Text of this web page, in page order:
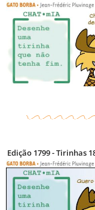
Edição 1799 - Tirinhas